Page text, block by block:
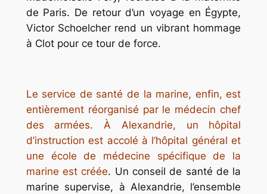
de Paris. De retour d’un voyage en Égypte,
Victor Schoelcher rend un vibrant hommage
à Clot pour ce tour de force.
Le service de santé de la marine, enfin, est
entièrement réorganisé par le médecin chef
des armées. À Alexandrie, un hôpital
d’instruction est accolé à l’hôpital général et
une école de médecine spécifique de la
marine est créée. Un conseil de santé de la
marine supervise, à Alexandrie, l’ensemble